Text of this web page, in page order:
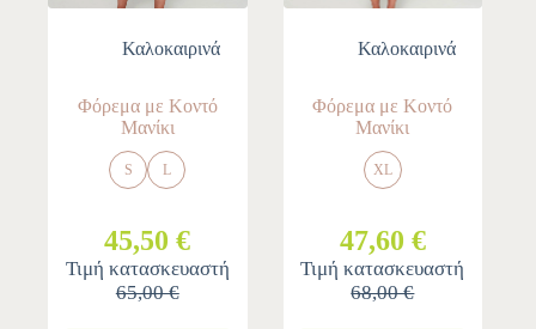
Καλοκαιρινά
Φόρεμα με Κοντό
Μανίκι
S L
45,50 €
Τιμή κατασκευαστή
65,00 €
Καλοκαιρινά
Φόρεμα με Κοντό
Μανίκι
XL
47,60 €
Τιμή κατασκευαστή
68,00 €